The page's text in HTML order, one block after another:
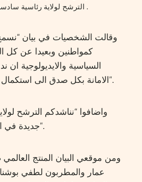
الترشح لولاية رئاسية سادسة في 2014 .
وقالت الشخصيات في بيان “نسمح
كمواطنين وبعيدا عن كل
السياسية والايديولوجية ان
الامانة بكل صدق الى استكمال ما انجزه”.
واضافوا “نناشدكم الترشح
جديدة في افق 2014”.
ومن موقعي البيان المنتج
عمار والمطربون لطفي